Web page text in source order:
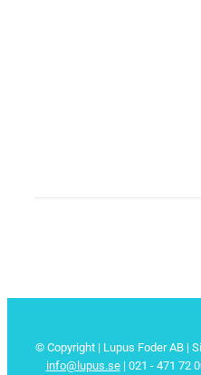
© Copyright | Lupus Foder AB |
info@lupus.se| 021 - 471 72